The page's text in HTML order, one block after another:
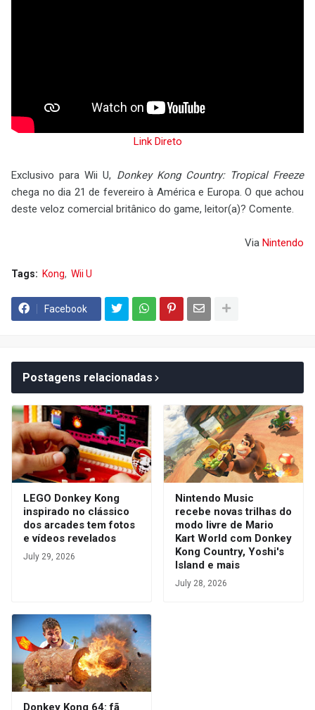
Link Direto
Exclusivo para Wii U, Donkey Kong Country: Tropical Freeze
chega no dia 21 de fevereiro à América e Europa. O que achou
deste veloz comercial britânico do game, leitor(a)? Comente.
Via Nintendo
Tags: Kong Wii U
Facebook
Postagens relacionadas
LEGO Donkey Kong
inspirado no clássico
dos arcades tem fotos
e vídeos revelados
July 29, 2026
Nintendo Music
recebe novas trilhas do
modo livre de Mario
Kart World com Donkey
Kong Country, Yoshi's
Island e mais
July 28, 2026
Donkey Kong 64: fã